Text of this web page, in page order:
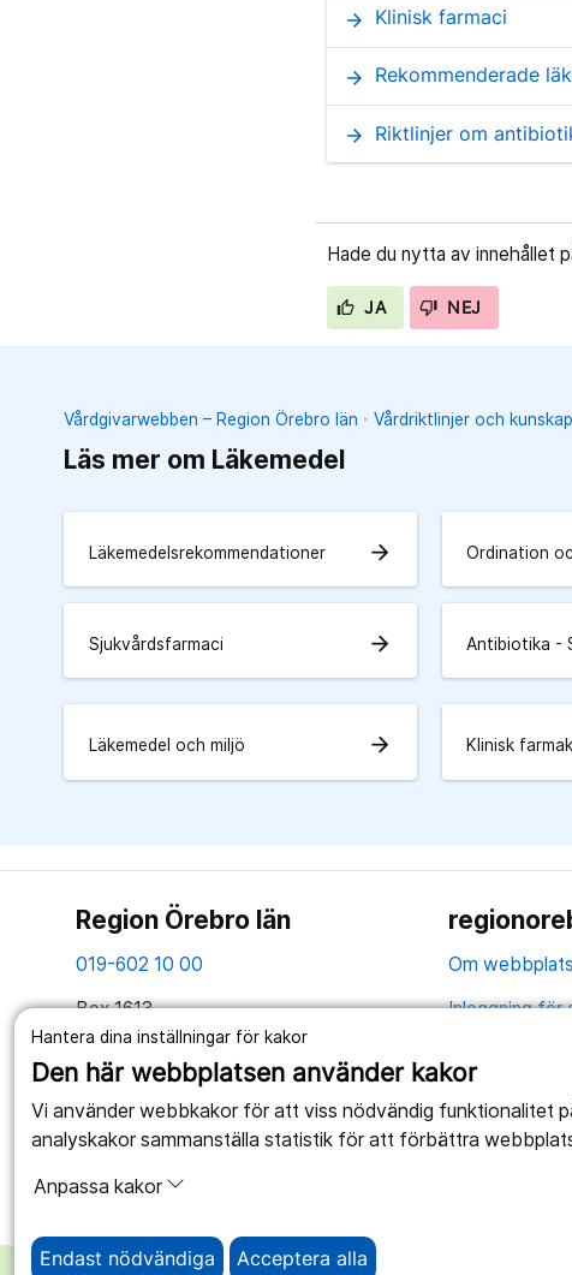
Hantera dina inställningar för kakor
Den här webbplatsen använder kakor
Vi använder webbkakor för att viss nödvändig funktionalitet
analyskakor sammanställa statistik för att förbättra
Anpassa kakor
Endast nödvändiga Acceptera alla
arrow_forward Klinisk farmaci
arrow_forward Rekommenderade
arrow_forward Riktlinjer om
Hade du nytta av innehållet
JA NEJ
Vårdgivarwebben – Region Örebro län Vårdriktlinjer och
Läs mer om Läkemedel
Läkemedelsrekommendationer arrow_forward Ordination
Sjukvårdsfarmaci arrow_forward Antibiotika -
Läkemedel och miljö arrow_forward Klinisk
Region Örebro län
019-602 10 00
Box 1613
701 16 Örebro
Tillsammans skapar vi ett bättre liv
Om
Inloggning för